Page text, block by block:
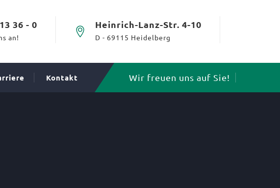
36 - 0
an!
Heinrich-Lanz-Str. 4-10
D - 69115 Heidelberg
Wir freuen uns auf Sie!
Kontakt